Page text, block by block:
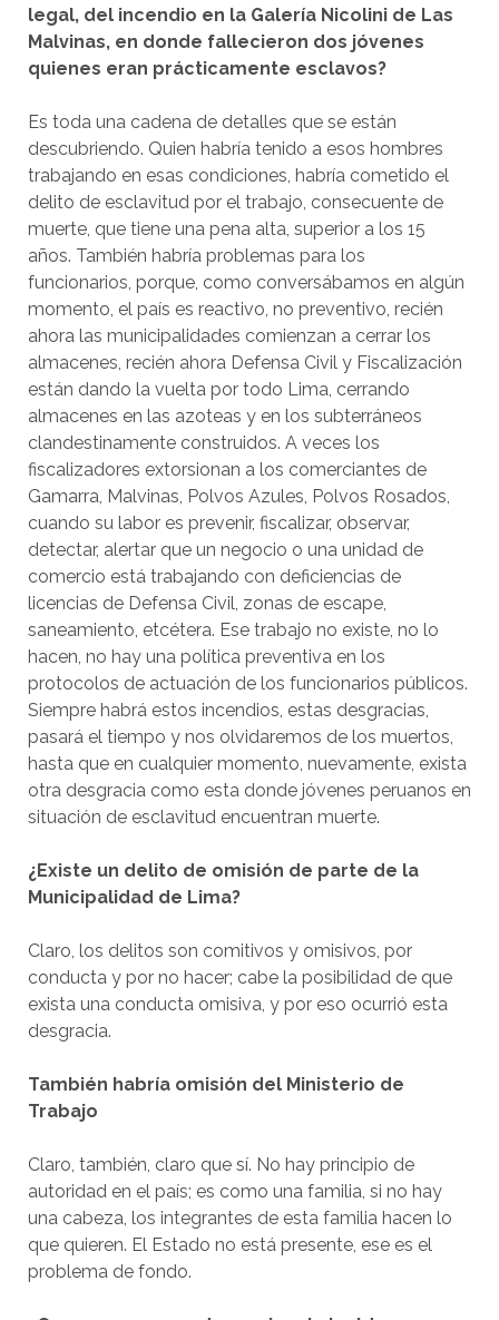
legal, del incendio en la Galería Nicolini de Las
Malvinas, en donde fallecieron dos jóvenes
quienes eran prácticamente esclavos?
Es toda una cadena de detalles que se están
descubriendo. Quien habría tenido a esos hombres
trabajando en esas condiciones, habría cometido el
delito de esclavitud por el trabajo, consecuente de
muerte, que tiene una pena alta, superior a los 15
años. También habría problemas para los
funcionarios, porque, como conversábamos en algún
momento, el país es reactivo, no preventivo, recién
ahora las municipalidades comienzan a cerrar los
almacenes, recién ahora Defensa Civil y Fiscalización
están dando la vuelta por todo Lima, cerrando
almacenes en las azoteas y en los subterráneos
clandestinamente construidos. A veces los
fiscalizadores extorsionan a los comerciantes de
Gamarra, Malvinas, Polvos Azules, Polvos Rosados,
cuando su labor es prevenir, fiscalizar, observar,
detectar, alertar que un negocio o una unidad de
comercio está trabajando con deficiencias de
licencias de Defensa Civil, zonas de escape,
saneamiento, etcétera. Ese trabajo no existe, no lo
hacen, no hay una política preventiva en los
protocolos de actuación de los funcionarios públicos.
Siempre habrá estos incendios, estas desgracias,
pasará el tiempo y nos olvidaremos de los muertos,
hasta que en cualquier momento, nuevamente, exista
otra desgracia como esta donde jóvenes peruanos en
situación de esclavitud encuentran muerte.
¿Existe un delito de omisión de parte de la
Municipalidad de Lima?
Claro, los delitos son comitivos y omisivos, por
conducta y por no hacer; cabe la posibilidad de que
exista una conducta omisiva, y por eso ocurrió esta
desgracia.
También habría omisión del Ministerio de
Trabajo
Claro, también, claro que sí. No hay principio de
autoridad en el país; es como una familia, si no hay
una cabeza, los integrantes de esta familia hacen lo
que quieren. El Estado no está presente, ese es el
problema de fondo.